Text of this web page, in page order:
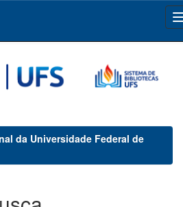
da Universidade Federal de